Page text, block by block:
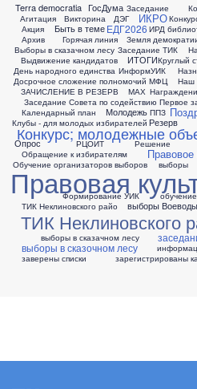
Terra democratia
Агитация
Акция
Архив
Быть в теме
Викторина
Выборы в сказачном лесу
Выдвижение кандидатов
Горячая линия
ГосДума
ДЭГ
День народного единства
Досрочное сложение полномочий
ЕДГ2026
ЗАЧИСЛЕНИЕ В РЕЗЕРВ
Заседание
Заседание Совета по содействию
Заседание ТИК
Земля
ИКРО
ИРД
ИТОГИ
ИнформУИК
Календарный план
Клубы - для молодых избирателей
Конкурс; молодежные
Круглый
МАХ
МФЦ
Молодежь
Наш
Обращение к избирателям
Обучение организаторов выборов
Опрос
ППЗ
Первое
Правовая
РЦОИТ
Резерв
Решение
ТИК Неклиновского райо
ТИК Неклиновского
Формирование УИК
выборы
выборы
выборы в сказачном лесу
выборы в сказочном лесу
заверены списки зарегистрированы
обучение